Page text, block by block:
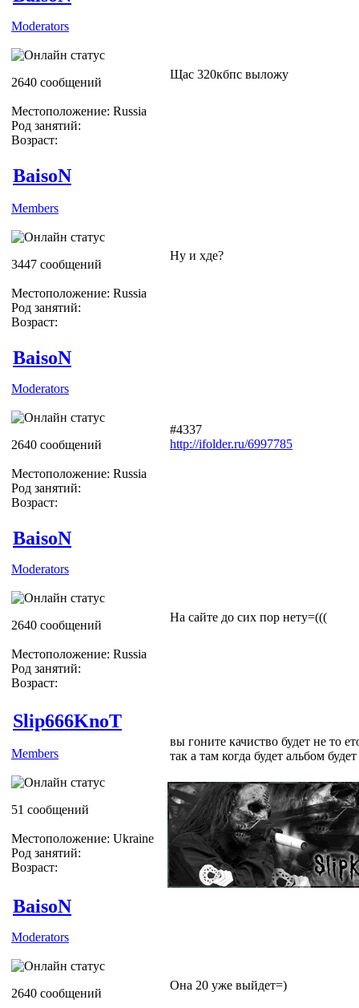
Moderators
2640 сообщений
Местоположение: Russia
Род занятий:
Возраст:
Щас 320кбпс выложу
BaisoN
Members
3447 сообщений
Местоположение: Russia
Род занятий:
Возраст:
Ну и хде?
BaisoN
Moderators
2640 сообщений
Местоположение: Russia
Род занятий:
Возраст:
#4337
http://ifolder.ru/6997785
BaisoN
Moderators
2640 сообщений
Местоположение: Russia
Род занятий:
Возраст:
На сайте до сих пор нету=(((
Slip666KnoT
Members
51 сообщений
Местоположение: Ukraine
Род занятий:
Возраст:
вы гоните качиство будет не то
так а там когда будет альбом
BaisoN
Moderators
2640 сообщений
Она 20 уже выйдет=)